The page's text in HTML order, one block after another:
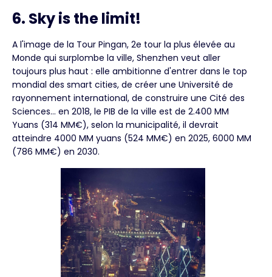
6. Sky is the limit!
A l'image de la Tour Pingan, 2e tour la plus élevée au
Monde qui surplombe la ville, Shenzhen veut aller
toujours plus haut : elle ambitionne d'entrer dans le top
mondial des smart cities, de créer une Université de
rayonnement international, de construire une Cité des
Sciences... en 2018, le PIB de la ville est de 2.400 MM
Yuans (314 MM€), selon la municipalité, il devrait
atteindre 4000 MM yuans (524 MM€) en 2025, 6000 MM
(786 MM€) en 2030.